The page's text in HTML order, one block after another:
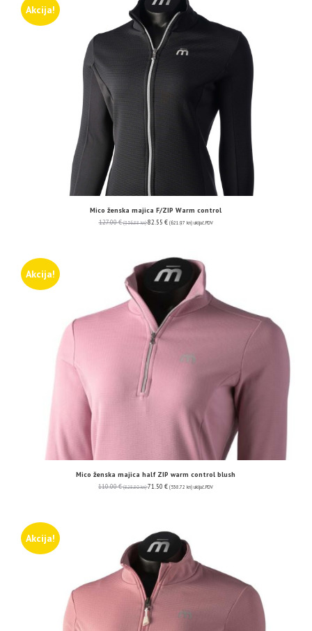
Akcija!
Mico ženska majica F/ZIP Warm control
127.00€ (956.88 kn) 82.55 € (621.97 kn) uključ. PDV
Akcija!
Mico ženska majica half ZIP warm control blush
110.00€ (828.80 kn) 71.50 € (538.72 kn) uključ. PDV
Akcija!